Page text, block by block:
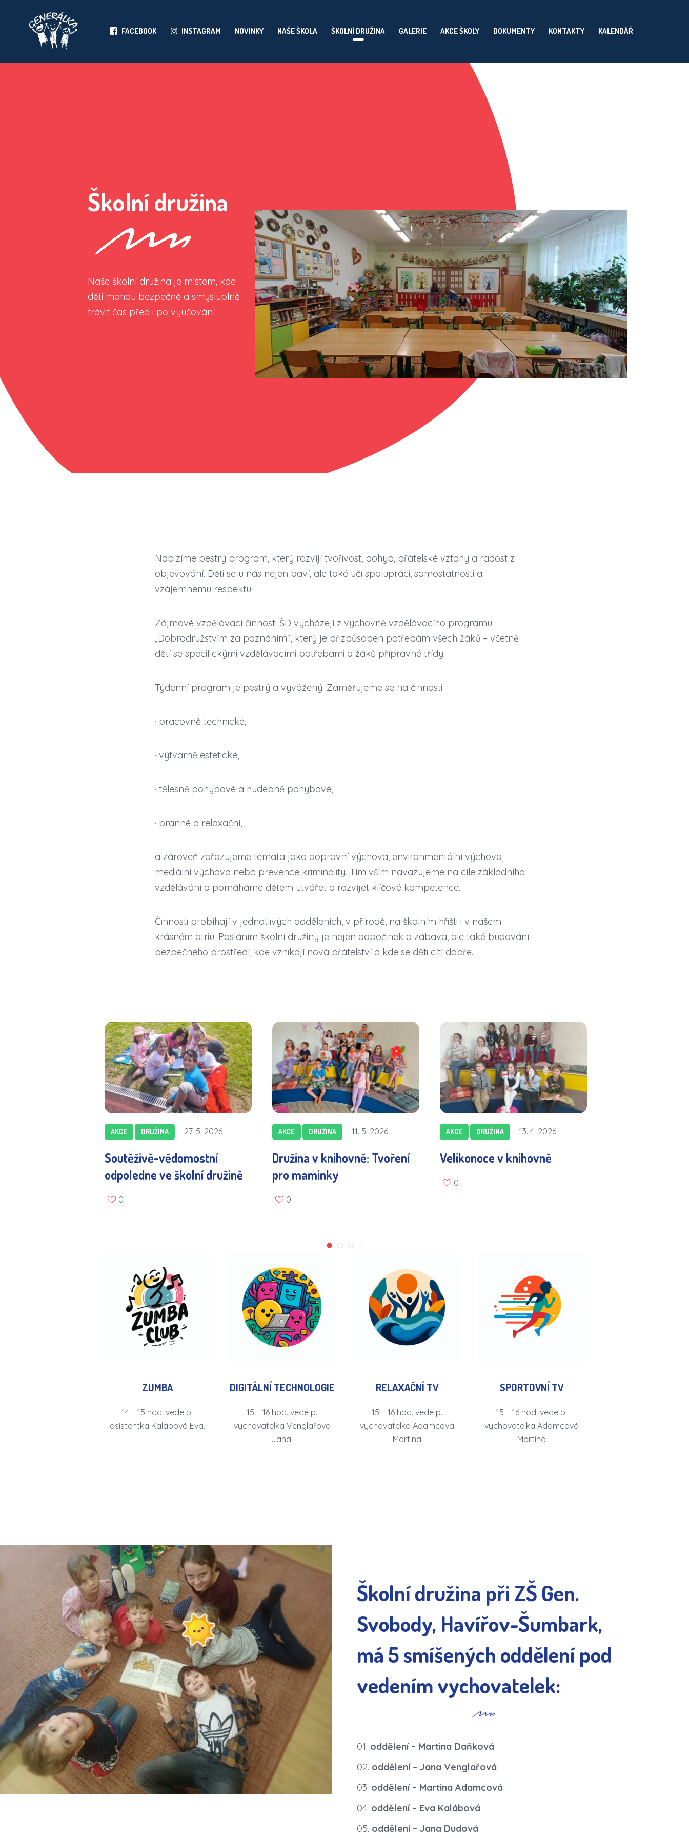
FACEBOOK INSTAGRAM NOVINKY NAŠE ŠKOLA ŠKOLNÍ DRUŽINA GALERIE AKCE ŠKOLY DOKUMENTY KONTAKTY KALENDÁŘ
Školní družina
Naše školní družina je místem, kde
děti mohou bezpečně a smysluplně
trávit čas před i po vyučování
Nabízíme pestrý program, který rozvíjí tvořivost, pohyb, přátelské vztahy a radost z
objevování. Děti se u nás nejen baví, ale také učí spolupráci, samostatnosti a
vzájemnému respektu.
Zájmové vzdělávací činnosti ŠD vycházejí z výchovně vzdělávacího programu
„Dobrodružstvím za poznáním“, který je přizpůsoben potřebám všech žáků – včetně
dětí se specifickými vzdělávacími potřebami a žáků přípravné třídy.
Týdenní program je pestrý a vyvážený. Zaměřujeme se na činnosti:
· pracovně technické,
· výtvarně estetické,
· tělesně pohybové a hudebně pohybové,
· branné a relaxační,
a zároveň zařazujeme témata jako dopravní výchova, environmentální výchova,
mediální výchova nebo prevence kriminality. Tím vším navazujeme na cíle základního
vzdělávání a pomáháme dětem utvářet a rozvíjet klíčové kompetence.
Činnosti probíhají v jednotlivých odděleních, v přírodě, na školním hřišti i v našem
krásném atriu. Posláním školní družiny je nejen odpočinek a zábava, ale také budování
bezpečného prostředí, kde vznikají nová přátelství a kde se děti cítí dobře.
AKCE DRUŽINA 27. 5. 2026
Soutěživě-vědomostní
odpoledne ve školní družině
0
AKCE DRUŽINA 11. 5. 2026
Družina v knihovně: Tvoření
pro maminky
0
AKCE DRUŽINA 13. 4. 2026
Velikonoce v knihovně
0
ZUMBA
14 – 15 hod. vede p.
asistentka Kalábová Eva.
DIGITÁLNÍ TECHNOLOGIE
15 – 16 hod. vede p.
vychovatelka Venglařova
Jana.
RELAXAČNÍ TV
15 – 16 hod. vede p.
vychovatelka Adamcová
Martina
SPORTOVNÍ TV
15 – 16 hod. vede p.
vychovatelka Adamcová
Martina
Školní družina při ZŠ Gen.
Svobody, Havířov-Šumbark,
má 5 smíšených oddělení pod
vedením vychovatelek:
oddělení – Martina Daňková
oddělení – Jana Venglařová
oddělení – Martina Adamcová
oddělení – Eva Kalábová
oddělení – Jana Dudová